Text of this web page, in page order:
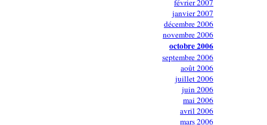
février 2007
janvier 2007
décembre 2006
novembre 2006
octobre 2006
septembre 2006
août 2006
juillet 2006
juin 2006
mai 2006
avril 2006
mars 2006